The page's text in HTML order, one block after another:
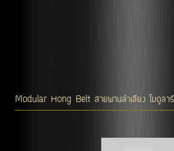
Modular Hong Belt สายพานลำเลียง โมดูลาร์